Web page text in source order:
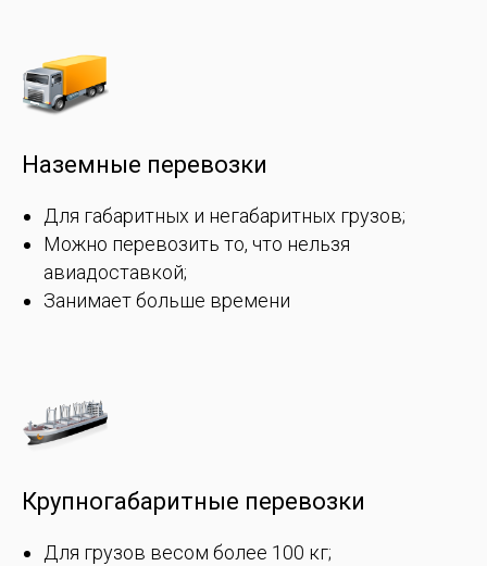
Наземные перевозки
Для габаритных и негабаритных грузов;
Можно перевозить то, что нельзя
авиадоставкой;
Занимает больше времени
Крупногабаритные перевозки
Для грузов весом более 100 кг;